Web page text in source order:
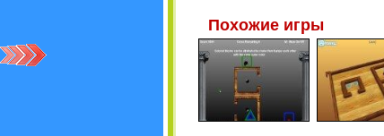
Похожие игры